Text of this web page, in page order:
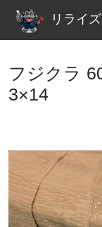
リライ
フジクラ
3×14